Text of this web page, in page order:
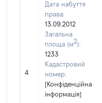
4
Дата набуття
права:
13.09.2012
Загальна
площа (м2):
1233
Кадастровий
номер:
[Конфіденційна
інформація]